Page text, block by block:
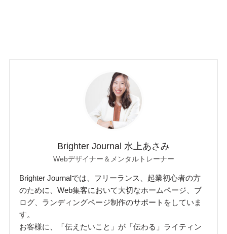
Brighter Journal 水上あさみ
Webデザイナー＆メンタルトレーナー
Brighter Journalでは、フリーランス、起業初心者の方
のために、Web集客において大切なホームページ、ブ
ログ、ランディングページ制作のサポートをしていま
す。
お客様に、「伝えたいこと」が「伝わる」ライティン